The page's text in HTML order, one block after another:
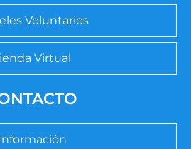
Voluntarios
Virtual